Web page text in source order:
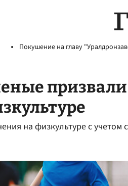
Покушение на главу
на физкультуре с